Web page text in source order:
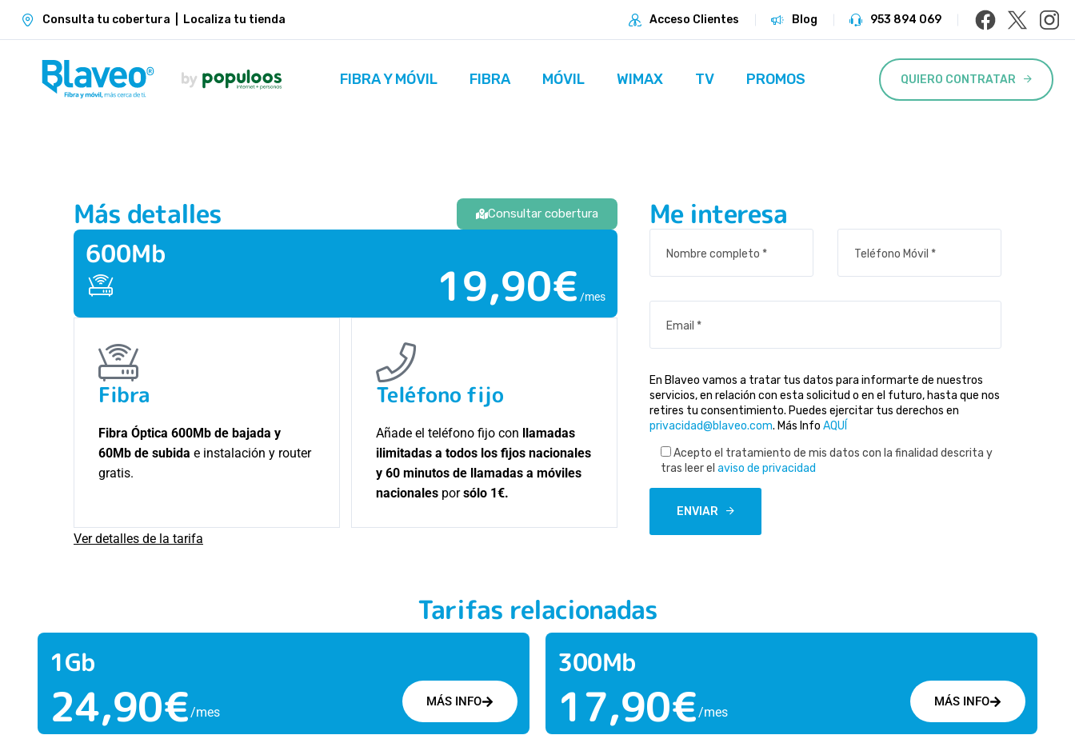
Consulta tu cobertura Localiza tu tienda Acceso Clientes Blog 953 894 069
FIBRA Y MÓVIL FIBRA MÓVIL WIMAX TV PROMOS QUIERO CONTRATAR
Más detalles Consultar cobertura
600Mb
19,90€ /mes
Fibra
Fibra Óptica 600Mb de bajada y
60Mb de subida e instalación y router
gratis.
Teléfono fijo
Añade el teléfono fijo con llamadas
ilimitadas a todos los fijos nacionales
y 60 minutos de llamadas a móviles
nacionalesporsólo 1€.
Ver detalles de la tarifa
Me interesa
En Blaveo vamos a tratar tus datos para informarte de nuestros
servicios, en relación con esta solicitud o en el futuro, hasta que nos
retires tu consentimiento. Puedes ejercitar tus derechos en
privacidad@blaveo.com. Más Info AQUÍ
Acepto el tratamiento de mis datos con la finalidad descrita y
tras leer el aviso de privacidad
ENVIAR
Tarifas relacionadas
1Gb
MÁS INFO
24,90€/mes
300Mb
MÁS INFO
17,90€/mes